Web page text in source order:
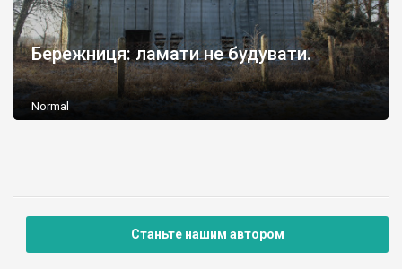
Бережниця: ламати не будувати.
Normal
Станьте нашим автором